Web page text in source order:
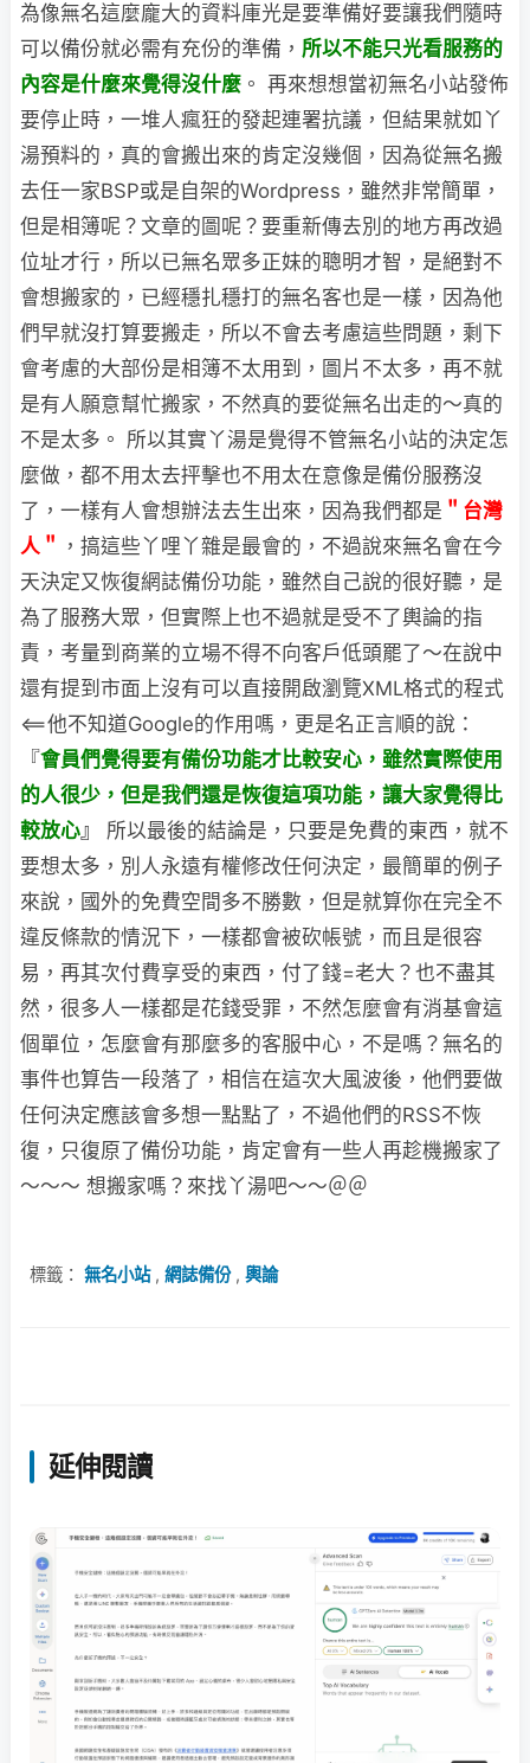
為像無名這麼龐大的資料庫光是要準備好要讓我們隨時
可以備份就必需有充份的準備， 所以不能只光看服務的
內容是什麼來覺得沒什麼 。 再來想想當初無名小站發佈
要停止時，一堆人瘋狂的發起連署抗議，但結果就如丫
湯預料的，真的會搬出來的肯定沒幾個，因為從無名搬
去任一家BSP或是自架的Wordpress，雖然非常簡單，
但是相簿呢？文章的圖呢？要重新傳去別的地方再改過
位址才行，所以已無名眾多正妹的聰明才智，是絕對不
會想搬家的，已經穩扎穩打的無名客也是一樣，因為他
們早就沒打算要搬走，所以不會去考慮這些問題，剩下
會考慮的大部份是相簿不太用到，圖片不太多，再不就
是有人願意幫忙搬家，不然真的要從無名出走的～真的
不是太多。 所以其實丫湯是覺得不管無名小站的決定怎
麼做，都不用太去抨擊也不用太在意像是備份服務沒
了，一樣有人會想辦法去生出來，因為我們都是 ＂台灣
人＂ ，搞這些丫哩丫雜是最會的，不過說來無名會在今
天決定又恢復網誌備份功能，雖然自己說的很好聽，是
為了服務大眾，但實際上也不過就是受不了輿論的指
責，考量到商業的立場不得不向客戶低頭罷了～在說中
還有提到市面上沒有可以直接開啟瀏覽XML格式的程式
<==他不知道Google的作用嗎，更是名正言順的說：
『會員們覺得要有備份功能才比較安心，雖然實際使用
的人很少，但是我們還是恢復這項功能，讓大家覺得比
較放心』
所以最後的結論是，只要是免費的東西，就不
要想太多，別人永遠有權修改任何決定，最簡單的例子
來說，國外的免費空間多不勝數，但是就算你在完全不
違反條款的情況下，一樣都會被砍帳號，而且是很容
易，再其次付費享受的東西，付了錢=老大？也不盡其
然，很多人一樣都是花錢受罪，不然怎麼會有消基會這
個單位，怎麼會有那麼多的客服中心，不是嗎？無名的
事件也算告一段落了，相信在這次大風波後，他們要做
任何決定應該會多想一點點了，不過他們的RSS不恢
復，只復原了備份功能，肯定會有一些人再趁機搬家了
～～～ 想搬家嗎？來找丫湯吧～～＠＠
標籤： 無名小站, 網誌備份, 輿論
延伸閱讀